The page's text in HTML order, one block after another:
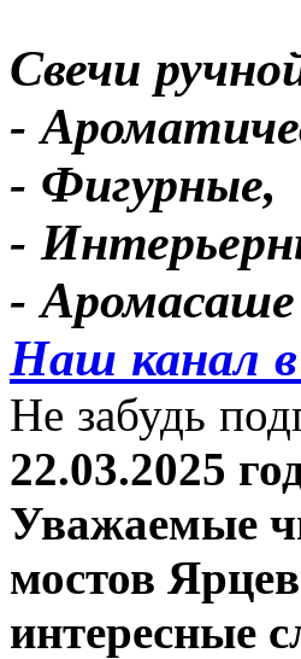
Свечи
-
- Фигурные,
-
- Аромасаше
Наш канал в
Не забудь
22.03.2025
Уважаемые
мостов
интересные